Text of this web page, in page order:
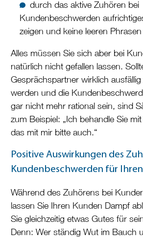
durch das aktive Zuhören bei
Kundenbeschwerden
zeigen und keine leeren
Alles müssen Sie sich aber bei
natürlich nicht gefallen lassen.
Gesprächspartner wirklich
werden und die
gar nicht mehr rational sein, sind
zum Beispiel: „Ich behandle Sie mit
das mit mir bitte auch.“
Positive Auswirkungen des
Kundenbeschwerden für
Während des Zuhörens bei
lassen Sie Ihren Kunden Dampf
Sie gleichzeitig etwas Gutes für
Denn: Wer ständig Wut im Bauch